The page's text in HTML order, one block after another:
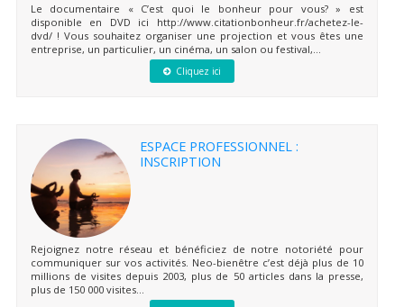
Le documentaire « C’est quoi le bonheur pour vous? » est
disponible en DVD ici http://www.citationbonheur.fr/achetez-le-
dvd/ ! Vous souhaitez organiser une projection et vous êtes une
entreprise, un particulier, un cinéma, un salon ou festival,...
Cliquez ici
ESPACE PROFESSIONNEL :
INSCRIPTION
Rejoignez notre réseau et bénéficiez de notre notoriété pour
communiquer sur vos activités. Neo-bienêtre c’est déjà plus de 10
millions de visites depuis 2003, plus de 50 articles dans la presse,
plus de 150 000 visites...